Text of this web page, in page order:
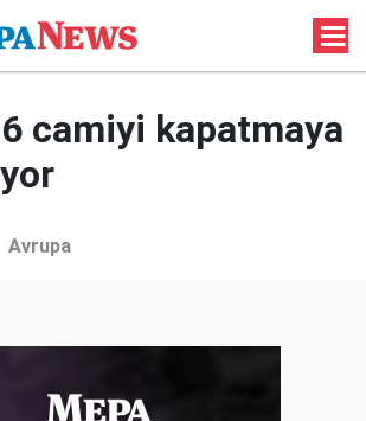
camiyi kapatmaya
Avrupa